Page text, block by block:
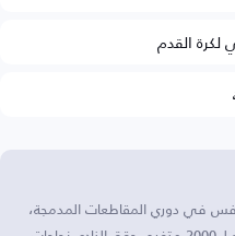
لكرة القدم
في دوري المقاطعات المدمجة،